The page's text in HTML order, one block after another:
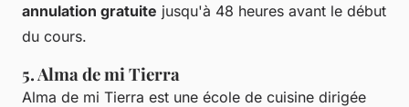
annulation gratuite jusqu'à 48 heures avant le début
du cours.
5. Alma de mi Tierra
Alma de mi Tierra est une école de cuisine dirigée